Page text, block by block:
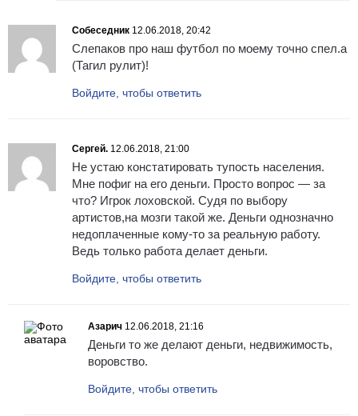
Собеседник 12.06.2018, 20:42
Слепаков про наш футбол по моему точно спел.а
(Тагил рулит)!
Войдите, чтобы ответить
Сергей. 12.06.2018, 21:00
Не устаю констатировать тупость населения.
Мне пофиг на его деньги. Просто вопрос — за
что? Игрок лоховской. Судя по выбору
артистов,на мозги такой же. Деньги однозначно
недоплаченные кому-то за реальную работу.
Ведь только работа делает деньги.
Войдите, чтобы ответить
Азарич 12.06.2018, 21:16
Деньги то же делают деньги, недвижимость,
воровство.
Войдите, чтобы ответить